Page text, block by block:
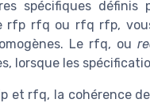
spécifiques
rfp rfq ou rfq rfp,
Le rfq, ou
lorsque les
et rfq, la cohérence